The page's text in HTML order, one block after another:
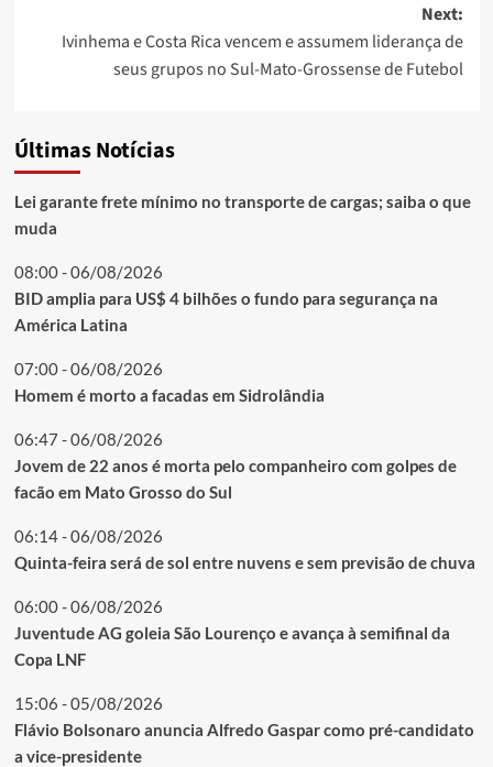
Next:
Ivinhema e Costa Rica vencem e assumem liderança de
seus grupos no Sul-Mato-Grossense de Futebol
Últimas Notícias
Lei garante frete mínimo no transporte de cargas; saiba o que
muda
08:00 - 06/08/2026
BID amplia para US$ 4 bilhões o fundo para segurança na
América Latina
07:00 - 06/08/2026
Homem é morto a facadas em Sidrolândia
06:47 - 06/08/2026
Jovem de 22 anos é morta pelo companheiro com golpes de
facão em Mato Grosso do Sul
06:14 - 06/08/2026
Quinta-feira será de sol entre nuvens e sem previsão de chuva
06:00 - 06/08/2026
Juventude AG goleia São Lourenço e avança à semifinal da
Copa LNF
15:06 - 05/08/2026
Flávio Bolsonaro anuncia Alfredo Gaspar como pré-candidato
a vice-presidente